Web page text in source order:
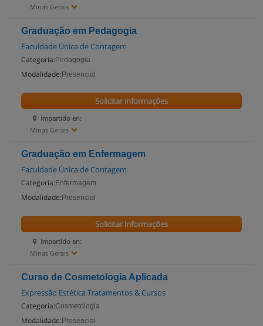
Minas Gerais
Graduação em Pedagogia
Faculdade Única de Contagem
Categoria: Pedagogia
Modalidade: Presencial
Impartido en:
Minas Gerais
Solicitar informações
Graduação em Enfermagem
Faculdade Única de Contagem
Categoria: Enfermagem
Modalidade: Presencial
Impartido en:
Minas Gerais
Solicitar informações
Curso de Cosmetologia Aplicada
Expressão Estética Tratamentos & Cursos
Categoria:Cosmetologia
Modalidade: Presencial